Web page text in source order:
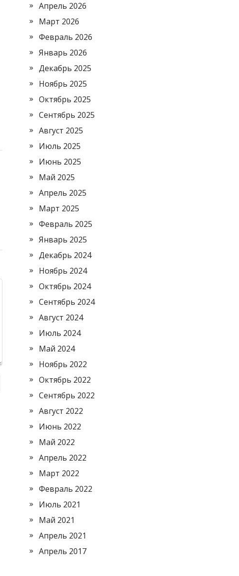
Апрель 2026
Март 2026
Февраль 2026
Январь 2026
Декабрь 2025
Ноябрь 2025
Октябрь 2025
Сентябрь 2025
Август 2025
Июль 2025
Июнь 2025
Май 2025
Апрель 2025
Март 2025
Февраль 2025
Январь 2025
Декабрь 2024
Ноябрь 2024
Октябрь 2024
Сентябрь 2024
Август 2024
Июль 2024
Май 2024
Ноябрь 2022
Октябрь 2022
Сентябрь 2022
Август 2022
Июнь 2022
Май 2022
Апрель 2022
Март 2022
Февраль 2022
Июль 2021
Май 2021
Апрель 2021
Апрель 2017